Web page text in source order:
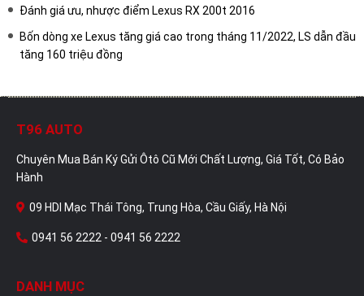
Đánh giá ưu, nhược điểm Lexus RX 200t 2016
Bốn dòng xe Lexus tăng giá cao trong tháng 11/2022, LS dẫn đầu
tăng 160 triệu đồng
T96 AUTO
Chuyên Mua Bán Ký Gửi Ôtô Cũ Mới Chất Lượng, Giá Tốt, Có Bảo
Hành
09 HDI Mạc Thái Tông, Trung Hòa, Cầu Giấy, Hà Nội
0941 56 2222 - 0941 56 2222
DANH MỤC